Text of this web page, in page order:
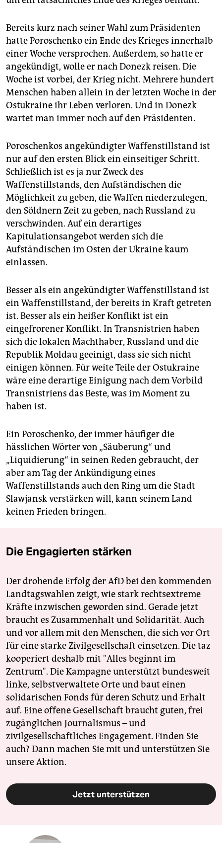
Bereits kurz nach seiner Wahl zum Präsidenten
hatte Poroschenko ein Ende des Krieges innerhalb
einer Woche versprochen. Außerdem, so hatte er
angekündigt, wolle er nach Donezk reisen. Die
Woche ist vorbei, der Krieg nicht. Mehrere hundert
Menschen haben allein in der letzten Woche in der
Ostukraine ihr Leben verloren. Und in Donezk
wartet man immer noch auf den Präsidenten.
Poroschenkos angekündigter Waffenstillstand ist
nur auf den ersten Blick ein einseitiger Schritt.
Schließlich ist es ja nur Zweck des
Waffenstillstands, den Aufständischen die
Möglichkeit zu geben, die Waffen niederzulegen,
den Söldnern Zeit zu geben, nach Russland zu
verschwinden. Auf ein derartiges
Kapitulationsangebot werden sich die
Aufständischen im Osten der Ukraine kaum
einlassen.
Besser als ein angekündigter Waffenstillstand ist
ein Waffenstillstand, der bereits in Kraft getreten
ist. Besser als ein heißer Konflikt ist ein
eingefrorener Konflikt. In Transnistrien haben
sich die lokalen Machthaber, Russland und die
Republik Moldau geeinigt, dass sie sich nicht
einigen können. Für weite Teile der Ostukraine
wäre eine derartige Einigung nach dem Vorbild
Transnistriens das Beste, was im Moment zu
haben ist.
Ein Poroschenko, der immer häufiger die
hässlichen Wörter von „Säuberung“ und
„Liquidierung“ in seinen Reden gebraucht, der
aber am Tag der Ankündigung eines
Waffenstillstands auch den Ring um die Stadt
Slawjansk verstärken will, kann seinem Land
keinen Frieden bringen.
Die Engagierten stärken
Der drohende Erfolg der AfD bei den kommenden
Landtagswahlen zeigt, wie stark rechtsextreme
Kräfte inzwischen geworden sind. Gerade jetzt
braucht es Zusammenhalt und Solidarität. Auch
und vor allem mit den Menschen, die sich vor Ort
für eine starke Zivilgesellschaft einsetzen. Die taz
kooperiert deshalb mit "Alles beginnt im
Zentrum". Die Kampagne unterstützt bundesweit
linke, selbstverwaltete Orte und baut einen
solidarischen Fonds für deren Schutz und Erhalt
auf. Eine offene Gesellschaft braucht guten, frei
zugänglichen Journalismus – und
zivilgesellschaftliches Engagement. Finden Sie
auch? Dann machen Sie mit und unterstützen Sie
unsere Aktion.
Jetzt unterstützen